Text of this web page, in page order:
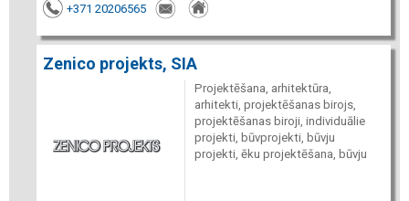
+371 20206565
Zenico projekts, SIA
Projektēšana, arhitektūra,
arhitekti, projektēšanas birojs,
projektēšanas biroji, individuālie
projekti, būvprojekti, būvju
projekti, ēku projektēšana, būvju